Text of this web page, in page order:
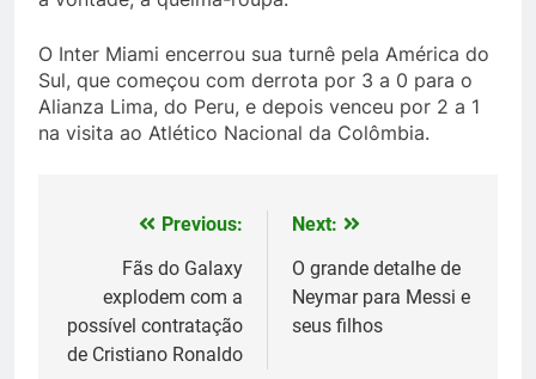
O Inter Miami encerrou sua turnê pela América do
Sul, que começou com derrota por 3 a 0 para o
Alianza Lima, do Peru, e depois venceu por 2 a 1
na visita ao Atlético Nacional da Colômbia.
navigation
Previous:
Fãs do Galaxy
explodem com a
possível contratação
de Cristiano Ronaldo
Next:
O grande detalhe de
Neymar para Messi e
seus filhos